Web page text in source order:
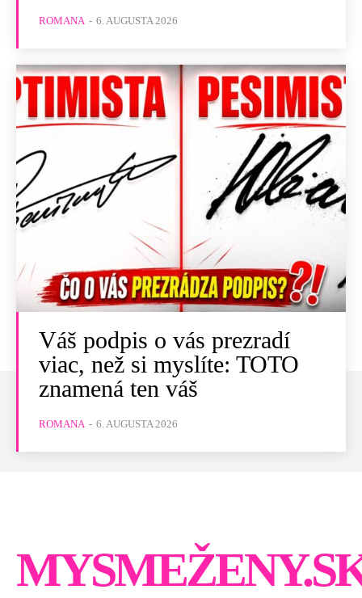
ROMANA - 6. AUGUSTA 2026
Váš podpis o vás prezradí
viac, než si myslíte: TOTO
znamená ten váš
ROMANA - 6. AUGUSTA 2026